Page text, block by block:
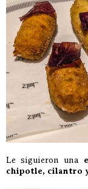
Le siguieron una
chipotle, cilantro